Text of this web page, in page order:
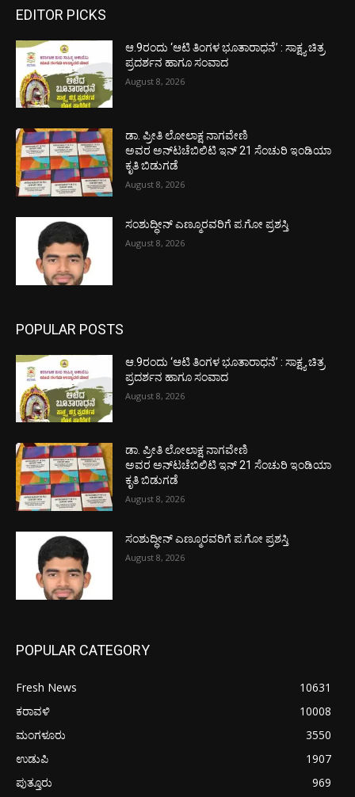
EDITOR PICKS
ಆ.9ರಂದು ‘ಆಟಿ ತಿಂಗಳ ಭೂತಾರಾಧನೆ’ : ಸಾಕ್ಷ್ಯ ಚಿತ್ರ
ಪ್ರದರ್ಶನ ಹಾಗೂ ಸಂವಾದ
August 8, 2026
ಡಾ. ಪ್ರೀತಿ ಲೋಲಾಕ್ಷ ನಾಗವೇಣಿ
ಅವರ ಅನ್‌ಟಚೆಬಿಲಿಟಿ ಇನ್ 21 ಸೆಂಚುರಿ ಇಂಡಿಯಾ
ಕೃತಿ ಬಿಡುಗಡೆ
August 8, 2026
ಸಂಶುದ್ಧೀನ್ ಎಣ್ಮೂರವರಿಗೆ ಪ.ಗೋ ಪ್ರಶಸ್ತಿ
August 8, 2026
POPULAR POSTS
ಆ.9ರಂದು ‘ಆಟಿ ತಿಂಗಳ ಭೂತಾರಾಧನೆ’ : ಸಾಕ್ಷ್ಯ ಚಿತ್ರ
ಪ್ರದರ್ಶನ ಹಾಗೂ ಸಂವಾದ
August 8, 2026
ಡಾ. ಪ್ರೀತಿ ಲೋಲಾಕ್ಷ ನಾಗವೇಣಿ
ಅವರ ಅನ್‌ಟಚೆಬಿಲಿಟಿ ಇನ್ 21 ಸೆಂಚುರಿ ಇಂಡಿಯಾ
ಕೃತಿ ಬಿಡುಗಡೆ
August 8, 2026
ಸಂಶುದ್ಧೀನ್ ಎಣ್ಮೂರವರಿಗೆ ಪ.ಗೋ ಪ್ರಶಸ್ತಿ
August 8, 2026
POPULAR CATEGORY
Fresh News
10631
ಕರಾವಳಿ
10008
ಮಂಗಳೂರು
3550
ಉಡುಪಿ
1907
ಪುತ್ತೂರು
969